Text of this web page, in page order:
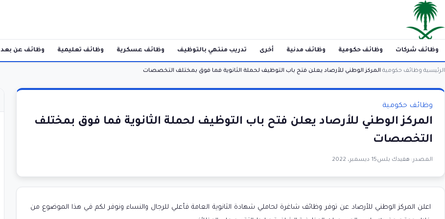
وظائف شركات وظائف حكومية وظائف مدنية أخرى تدريب منتهي بالتوظيف وظائف عسكرية وظائف تعليمية وظائف عن بعد
الرئيسية وظائف حكومية المركز الوطني للأرصاد يعلن فتح باب التوظيف لحملة الثانوية فما فوق بمختلف التخصصات
وظائف حكومية
المركز الوطني للأرصاد يعلن فتح باب التوظيف لحملة الثانوية فما فوق بمختلف
التخصصات
المصدر: هفيدك بلس15 ديسمبر، 2022
اعلن المركز الوطني للأرصاد عن توفر وظائف شاغرة لحاملي شهادة الثانوية العامة فأعلي للرجال والنساء ونوفر لكم في هذا الموضوع من